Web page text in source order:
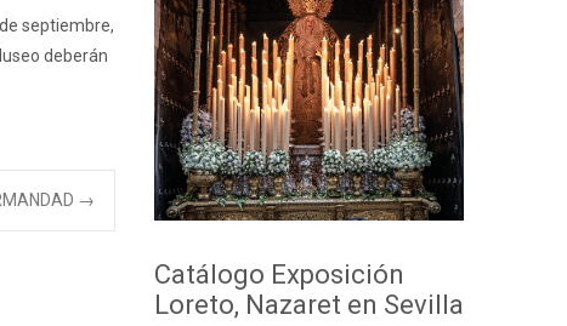
septiembre,
deberán
→
Catálogo Exposición
Loreto, Nazaret en Sevilla